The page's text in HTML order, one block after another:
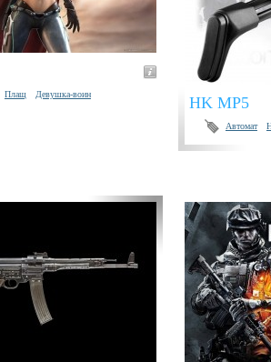
Плащ Девушка-воин HK MP5
Автомат